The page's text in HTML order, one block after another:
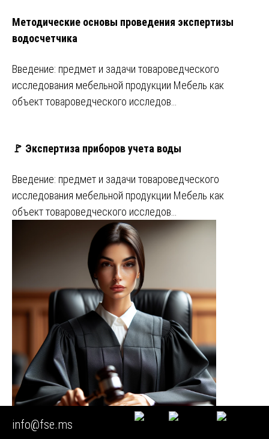
Методические основы проведения экспертизы
водосчетчика
Введение: предмет и задачи товароведческого
исследования мебельной продукции Мебель как
объект товароведческого исследов…
🚩 Экспертиза приборов учета воды
Введение: предмет и задачи товароведческого
исследования мебельной продукции Мебель как
объект товароведческого исследов…
info@fse.ms